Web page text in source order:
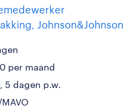
Johnson&Johnson
per maand
5 dagen p.w.